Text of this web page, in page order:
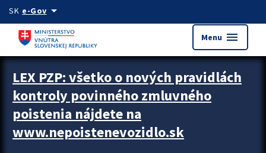
Preskocit na hlavný obsah
SK e-Govarrow_drop_down
Menu menu
Zastavit automatický posun upútavok
LEX PZP: všetko o nových pravidlách
kontroly povinného zmluvného
poistenia nájdete na
www.nepoistenevozidlo.sk